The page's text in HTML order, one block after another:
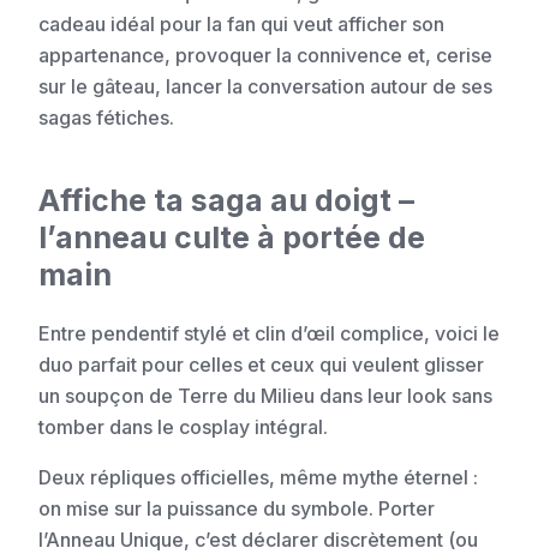
cadeau idéal pour la fan qui veut afficher son
appartenance, provoquer la connivence et, cerise
sur le gâteau, lancer la conversation autour de ses
sagas fétiches.
Affiche ta saga au doigt –
l’anneau culte à portée de
main
Entre pendentif stylé et clin d’œil complice, voici le
duo parfait pour celles et ceux qui veulent glisser
un soupçon de Terre du Milieu dans leur look sans
tomber dans le cosplay intégral.
Deux répliques officielles, même mythe éternel :
on mise sur la puissance du symbole. Porter
l’Anneau Unique, c’est déclarer discrètement (ou